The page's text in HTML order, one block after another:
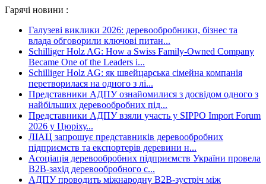
Гарячі новини :
Галузеві виклики 2026: деревообробники, бізнес та
влада обговорили ключові питан...
Schilliger Holz AG: How a Swiss Family-Owned Company
Became One of the Leaders i...
Schilliger Holz AG: як швейцарська сімейна компанія
перетворилася на одного з лі...
Представники АДПУ ознайомилися з досвідом одного з
найбільших деревообробних під...
Представники АДПУ взяли участь у SIPPO Import Forum
2026 у Цюріху...
ЛІАЦ запрошує представників деревообробних
підприємств та експортерів деревини н...
Асоціація деревообробних підприємств України провела
B2B-захід деревообробного с...
АДПУ проводить міжнародну B2B-зустріч між